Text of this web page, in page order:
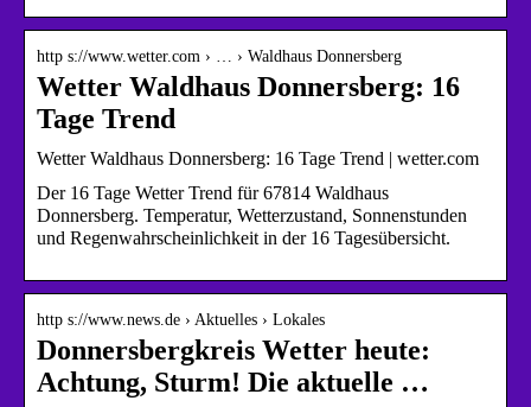
http s://www.wetter.com › … › Waldhaus Donnersberg
Wetter Waldhaus Donnersberg: 16
Tage Trend
Wetter Waldhaus Donnersberg: 16 Tage Trend | wetter.com
Der 16 Tage Wetter Trend für 67814 Waldhaus
Donnersberg. Temperatur, Wetterzustand, Sonnenstunden
und Regenwahrscheinlichkeit in der 16 Tagesübersicht.
http s://www.news.de › Aktuelles › Lokales
Donnersbergkreis Wetter heute:
Achtung, Sturm! Die aktuelle …